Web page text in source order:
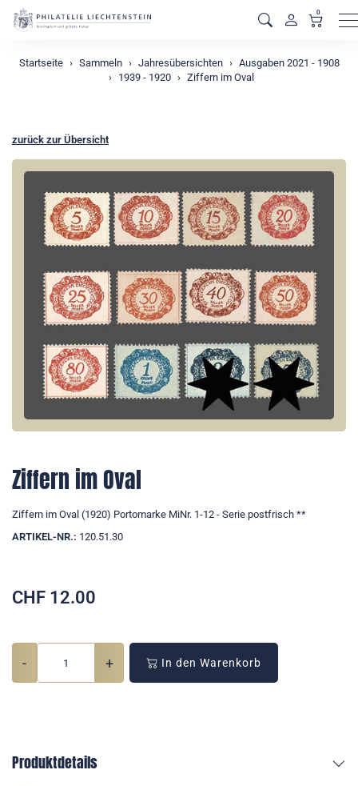
0
Startseite Sammeln Jahresübersichten
Ausgaben 2021 - 1908
1939 - 1920
Ziffern im Oval
zurück zur Übersicht
Ziffern im Oval
Ziffern im Oval (1920) Portomarke MiNr. 1-12 - Serie postfrisch **
ARTIKEL-NR.: 120.51.30
CHF 12.00
- + In den Warenkorb
Produktdetails